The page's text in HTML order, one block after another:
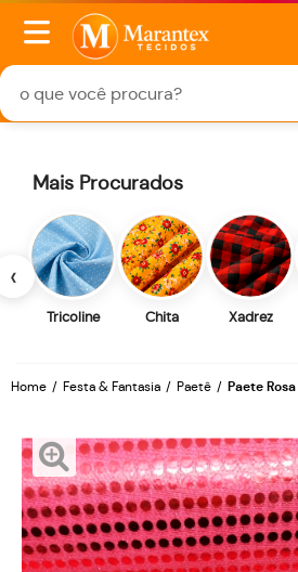
‹
Mais Procurados
Tricoline Chita Xadrez
Home Festa & Fantasia Paetê Paete Rosa